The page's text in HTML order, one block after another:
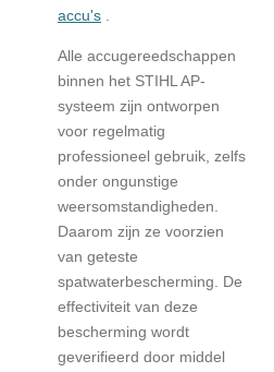
accu's
Alle accugereedschappen
binnen het STIHL AP-
systeem zijn ontworpen
voor regelmatig
professioneel gebruik, zelfs
onder ongunstige
weersomstandigheden.
Daarom zijn ze voorzien
van geteste
spatwaterbescherming. De
effectiviteit van deze
bescherming wordt
geverifieerd door middel